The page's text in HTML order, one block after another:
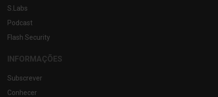
S.Labs
Podcast
Flash Security
INFORMAÇÕES
Subscrever
Conhecer